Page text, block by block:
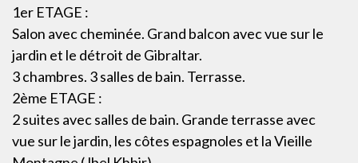
1er ETAGE :
Salon avec cheminée. Grand balcon avec vue sur le
jardin et le détroit de Gibraltar.
3 chambres. 3 salles de bain. Terrasse.
2ème ETAGE :
2 suites avec salles de bain. Grande terrasse avec
vue sur le jardin, les côtes espagnoles et la Vieille